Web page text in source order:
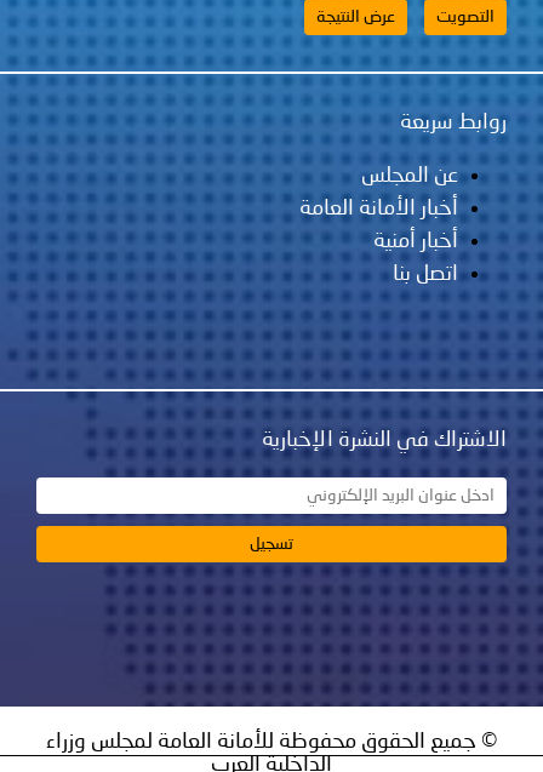
بنا
روابط سريعة
عن المجلس
أخبار الأمانة العامة
أخبار أمنية
اتصل بنا
الاشتراك في النشرة الإخبارية
© جميع الحقوق محفوظة للأمانة العامة لمجلس وزراء
الداخلية العرب